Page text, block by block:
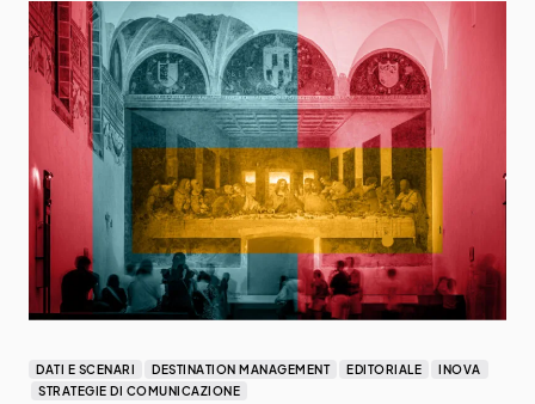
DATI E SCENARI DESTINATION MANAGEMENT EDITORIALE
INOVA
STRATEGIE DI COMUNICAZIONE